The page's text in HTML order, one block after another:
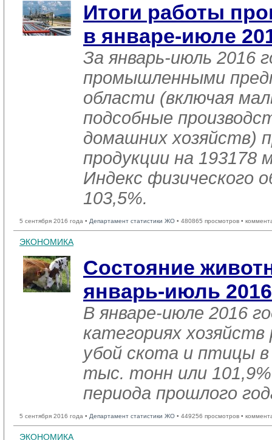
Итоги работы
в январе-июле
За январь-июль 2016
промышленными
области (включая
подсобные
домашних хозяйств)
продукции на 193178
Индекс физического
103,5%.
5 сентября 2016 года • Департамент статистики ЖО • 480865 просмотров •
ЭКОНОМИКА
Состояние
январь-июль
В январе-июле 2016
категориях хозяйств
убой скота и птицы
тыс. тонн или
периода прошлого
5 сентября 2016 года • Департамент статистики ЖО • 449256 просмотров •
ЭКОНОМИКА